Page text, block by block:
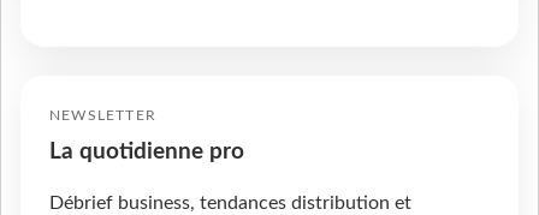
NEWSLETTER
La quotidienne pro
Débrief business, tendances distribution et